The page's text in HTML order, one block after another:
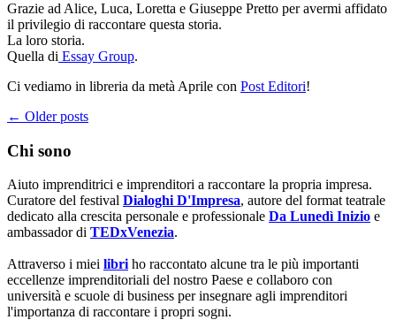
Grazie ad Alice, Luca, Loretta e Giuseppe Pretto per avermi affidato
il privilegio di raccontare questa storia.
La loro storia.
Quella di Essay Group.
Ci vediamo in libreria da metà Aprile con Post Editori!
← Older posts
Chi sono
Aiuto imprenditrici e imprenditori a raccontare la propria impresa.
Curatore del festival Dialoghi D'Impresa, autore del format teatrale
dedicato alla crescita personale e professionale Da Lunedì Inizio e
ambassador di TEDxVenezia.
Attraverso i miei libriho raccontato alcune tra le più importanti
eccellenze imprenditoriali del nostro Paese e collaboro con
università e scuole di business per insegnare agli imprenditori
l'importanza di raccontare i propri sogni.